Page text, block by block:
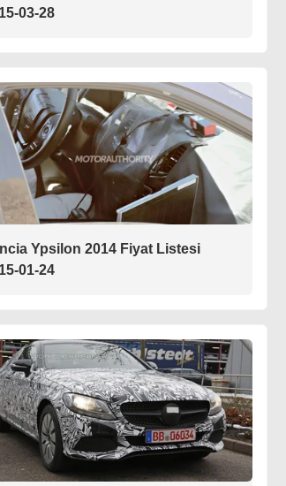
03-28
Ypsilon 2014 Fiyat Listesi
01-24